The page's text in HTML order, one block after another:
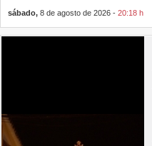
sábado, 8 de agosto de 2026 - 20:18 h